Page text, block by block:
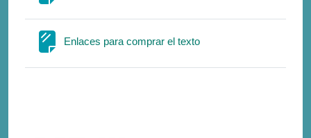
Enlaces para comprar el textoΣελίδα